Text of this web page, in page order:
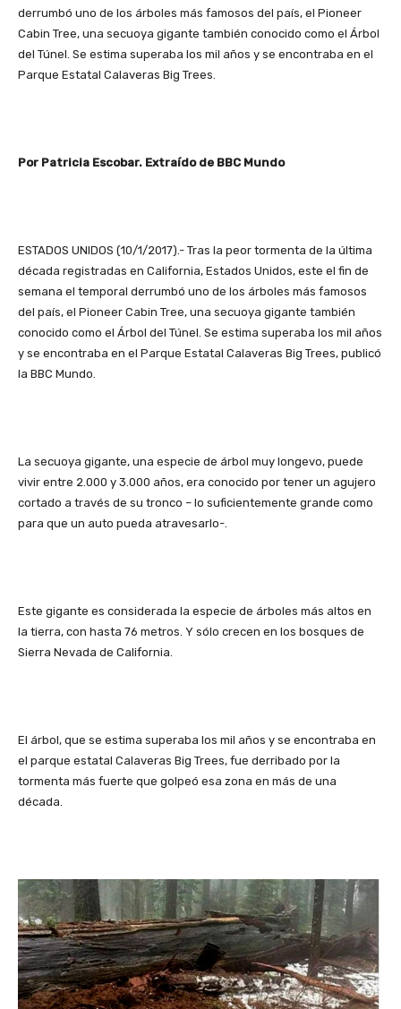
derrumbó uno de los árboles más famosos del país, el Pioneer
Cabin Tree, una secuoya gigante también conocido como el Árbol
del Túnel. Se estima superaba los mil años y se encontraba en el
Parque Estatal Calaveras Big Trees.
Por Patricia Escobar. Extraído de BBC Mundo
ESTADOS UNIDOS (10/1/2017).- Tras la peor tormenta de la última
década registradas en California, Estados Unidos, este el fin de
semana el temporal derrumbó uno de los árboles más famosos
del país, el Pioneer Cabin Tree, una secuoya gigante también
conocido como el Árbol del Túnel. Se estima superaba los mil años
y se encontraba en el Parque Estatal Calaveras Big Trees, publicó
la BBC Mundo.
La secuoya gigante, una especie de árbol muy longevo, puede
vivir entre 2.000 y 3.000 años, era conocido por tener un agujero
cortado a través de su tronco – lo suficientemente grande como
para que un auto pueda atravesarlo-.
Este gigante es considerada la especie de árboles más altos en
la tierra, con hasta 76 metros. Y sólo crecen en los bosques de
Sierra Nevada de California.
El árbol, que se estima superaba los mil años y se encontraba en
el parque estatal Calaveras Big Trees, fue derribado por la
tormenta más fuerte que golpeó esa zona en más de una
década.